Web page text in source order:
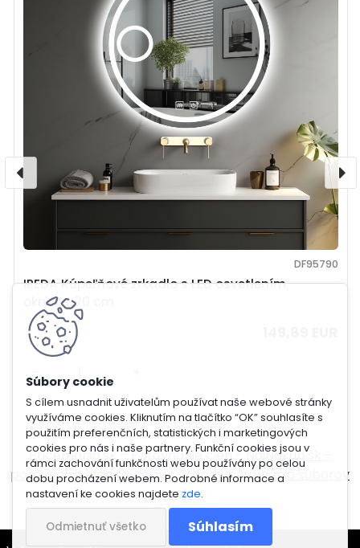
S cílem usnadnit uživatelům používat naše webové stránky
využíváme cookies. Kliknutím na tlačítko “OK” souhlasíte s
použitím preferenčních, statistických i marketingových
cookies pro nás i naše partnery. Funkční cookies jsou v
rámci zachování funkčnosti webu používány po celou
dobu procházení webem. Podrobné informace a
nastavení ke cookies najdete zde.
Odmietnuť všetko Súhlasím
IREDA Kúpeľňové zrkadlo s LED osvetlením,
okrúhle, 70 cm
DF95790
-
Pricemania.sk – Porovnanie cien-NajNákup.sk -
porovnanie cien tovarov-Zásady používania súborov
cookie